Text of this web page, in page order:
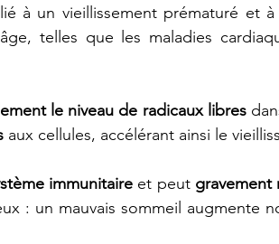
à un vieillissement prématuré et
telles que les maladies
le niveau de radicaux libres
aux cellules, accélérant ainsi le
immunitaire et peut gravement
: un mauvais sommeil augmente